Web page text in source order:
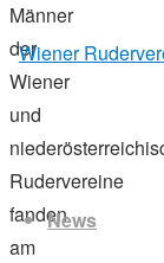
Zum
Inhalt
springenNews
Männer
der
Wiener
und
Rudervereine
fanden
am
nach
oben